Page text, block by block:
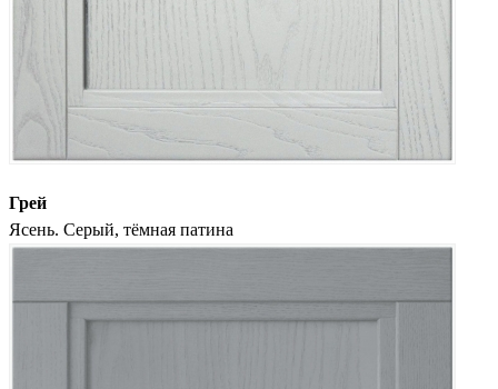
Грей
Ясень. Серый, тёмная патина